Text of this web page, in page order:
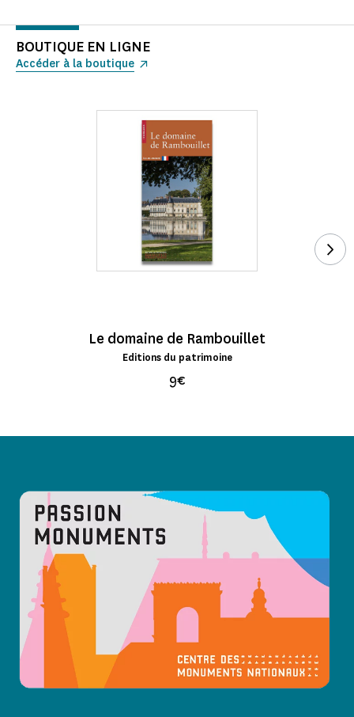
BOUTIQUE EN LIGNE
Accéder à la boutique
Le domaine de Rambouillet
Editions du patrimoine
9€